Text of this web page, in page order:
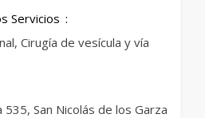
Servicios
Cirugía de vesícula y vía
San Nicolás de los Garza